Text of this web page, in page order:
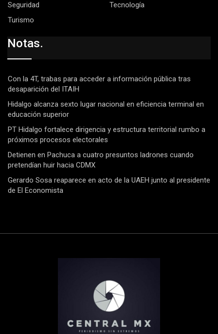
Seguridad
Tecnología
Turismo
Notas.
Con la 4T, trabas para acceder a información pública tras
desaparición del ITAIH
Hidalgo alcanza sexto lugar nacional en eficiencia terminal en
educación superior
PT Hidalgo fortalece dirigencia y estructura territorial rumbo a
próximos procesos electorales
Detienen en Pachuca a cuatro presuntos ladrones cuando
pretendían huir hacia CDMX
Gerardo Sosa reaparece en acto de la UAEH junto al presidente
de El Economista